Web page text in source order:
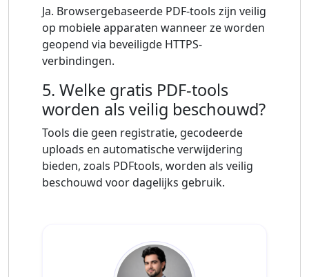
Ja. Browsergebaseerde PDF-tools zijn veilig
op mobiele apparaten wanneer ze worden
geopend via beveiligde HTTPS-
verbindingen.
5. Welke gratis PDF-tools
worden als veilig beschouwd?
Tools die geen registratie, gecodeerde
uploads en automatische verwijdering
bieden, zoals PDFtools, worden als veilig
beschouwd voor dagelijks gebruik.